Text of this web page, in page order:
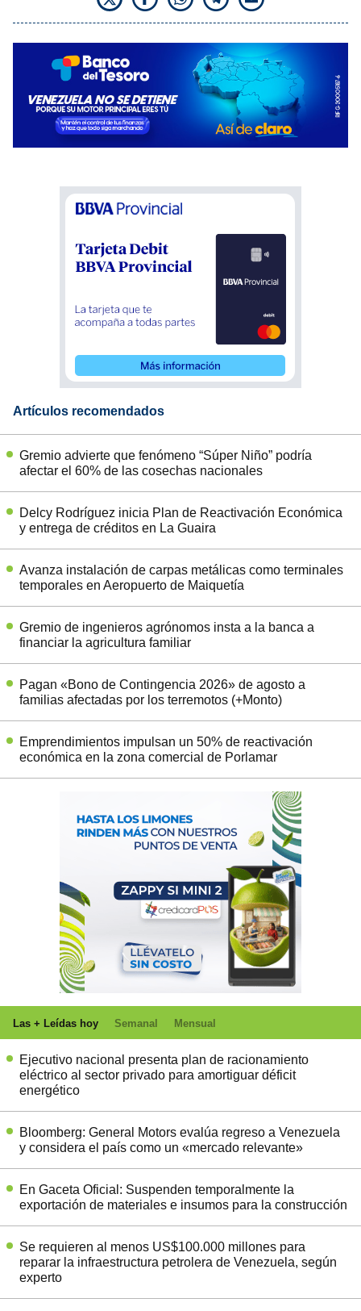
Artículos recomendados
Gremio advierte que fenómeno “Súper Niño” podría
afectar el 60% de las cosechas nacionales
Delcy Rodríguez inicia Plan de Reactivación Económica
y entrega de créditos en La Guaira
Avanza instalación de carpas metálicas como terminales
temporales en Aeropuerto de Maiquetía
Gremio de ingenieros agrónomos insta a la banca a
financiar la agricultura familiar
Pagan «Bono de Contingencia 2026» de agosto a
familias afectadas por los terremotos (+Monto)
Emprendimientos impulsan un 50% de reactivación
económica en la zona comercial de Porlamar
Las + Leídas hoy Semanal Mensual
Ejecutivo nacional presenta plan de racionamiento
eléctrico al sector privado para amortiguar déficit
energético
Bloomberg: General Motors evalúa regreso a Venezuela
y considera el país como un «mercado relevante»
En Gaceta Oficial: Suspenden temporalmente la
exportación de materiales e insumos para la construcción
Se requieren al menos US$100.000 millones para
reparar la infraestructura petrolera de Venezuela, según
experto